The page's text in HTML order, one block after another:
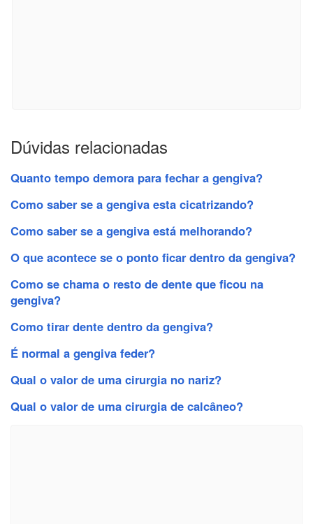
Dúvidas relacionadas
Quanto tempo demora para fechar a gengiva?
Como saber se a gengiva esta cicatrizando?
Como saber se a gengiva está melhorando?
O que acontece se o ponto ficar dentro da gengiva?
Como se chama o resto de dente que ficou na
gengiva?
Como tirar dente dentro da gengiva?
É normal a gengiva feder?
Qual o valor de uma cirurgia no nariz?
Qual o valor de uma cirurgia de calcâneo?